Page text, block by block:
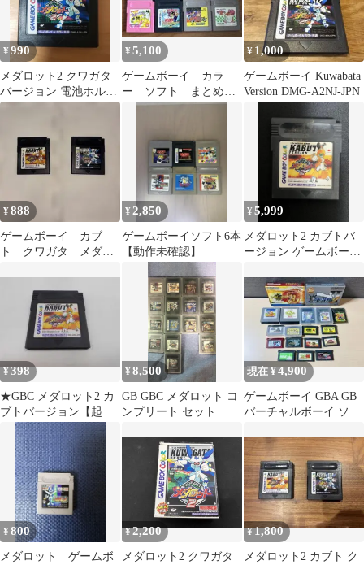
¥990
メダロット2 クワガタ
バージョン 電池ホルダ
ー化新品電池交換済み
¥5,100
ゲームボーイ カラ
ー ソフト まとめ売
り メダロット カービ
¥ 1,000
ゲームボーイ Kuwabata
Version DMG-A2NJ-JPN
¥888
ゲームボーイ カブ
ト クワガタ メダロ
¥ 2,850
ゲームボーイソフト6本
【動作未確認】
¥5,999
メダロット2 カブトバ
ージョン ゲームボーイ
¥398
★GBC メダロット2 カ
ブトバージョン【起動
検査済み】
¥8,500
GB GBC メダロット コ
ンプリート セット
現在 ¥4,900
ゲームボーイ GBA GB
バーチャルボーイ ソフ
¥800
メダロット ゲームボ
¥2,200
メダロット2 クワガタ
¥1,800
メダロット2 カブト ク